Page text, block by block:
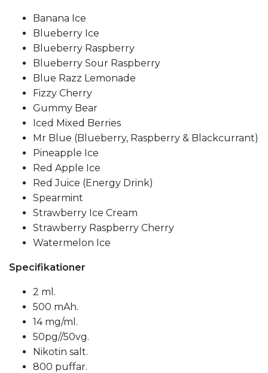
Banana Ice
Blueberry Ice
Blueberry Raspberry
Blueberry Sour Raspberry
Blue Razz Lemonade
Fizzy Cherry
Gummy Bear
Iced Mixed Berries
Mr Blue (Blueberry, Raspberry & Blackcurrant)
Pineapple Ice
Red Apple Ice
Red Juice (Energy Drink)
Spearmint
Strawberry Ice Cream
Strawberry Raspberry Cherry
Watermelon Ice
Specifikationer
2 ml.
500 mAh.
14 mg/ml.
50pg//50vg.
Nikotin salt.
800 puffar.